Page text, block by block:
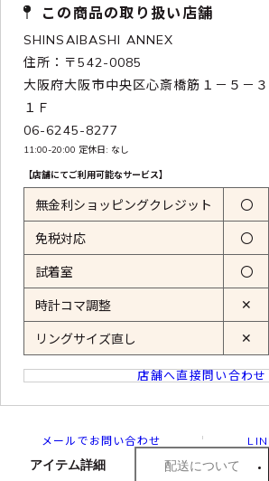
この商品の取り扱い店舗
SHINSAIBASHI ANNEX
住所：〒542-0085
大阪府大阪市中央区心斎橋筋１－５－
１Ｆ
06-6245-8277
11:00-20:00 定休日: なし
【店舗にてご利用可能なサービス】
無金利ショッピングクレジット 〇
免税対応 〇
試着室 〇
時計コマ調整 ✕
リングサイズ直し ✕
店舗へ直接問い合わせ
メールでお問い合わせ
アイテム詳細 配送について